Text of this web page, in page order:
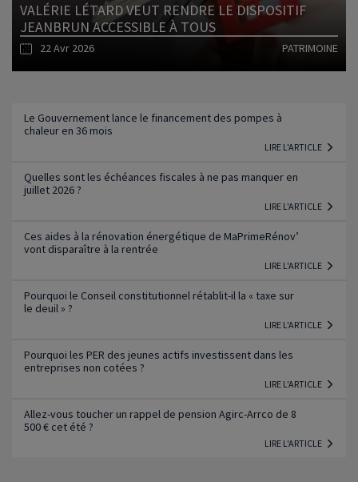
VALÉRIE LÉTARD VEUT RENDRE LE DISPOSITIF
JEANBRUN ACCESSIBLE À TOUS
22 Avr 2026 PATRIMOINE
Le Gouvernement lance le financement des pompes à
chaleur en 36 mois
LIRE L'ARTICLE
Quelles sont les échéances fiscales à ne pas manquer en
juillet 2026 ?
LIRE L'ARTICLE
Ces aides à la rénovation énergétique de MaPrimeRénov’
vont disparaître à la rentrée
LIRE L'ARTICLE
Pourquoi le Conseil constitutionnel rétablit-il la « taxe sur
le deuil » ?
LIRE L'ARTICLE
Pourquoi les PER des jeunes actifs investissent dans les
entreprises non cotées ?
LIRE L'ARTICLE
Allez-vous toucher un rappel de pension Agirc-Arrco de 8
500 € cet été ?
LIRE L'ARTICLE